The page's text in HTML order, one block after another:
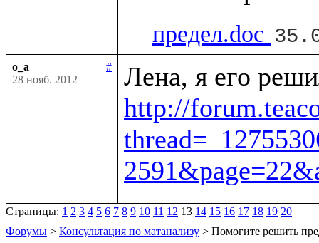
предел.doc
o_a
#
28 нояб. 2012
http://
Страницы: 1 2 3 4 5 6 7 8 9 10 11 12 13 14 15 16 17 18 19 20
Форумы > Консультация по матанализу > Помогите решить